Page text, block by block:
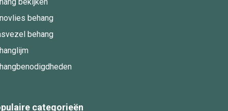
bekijken
behang
behang
categorieën